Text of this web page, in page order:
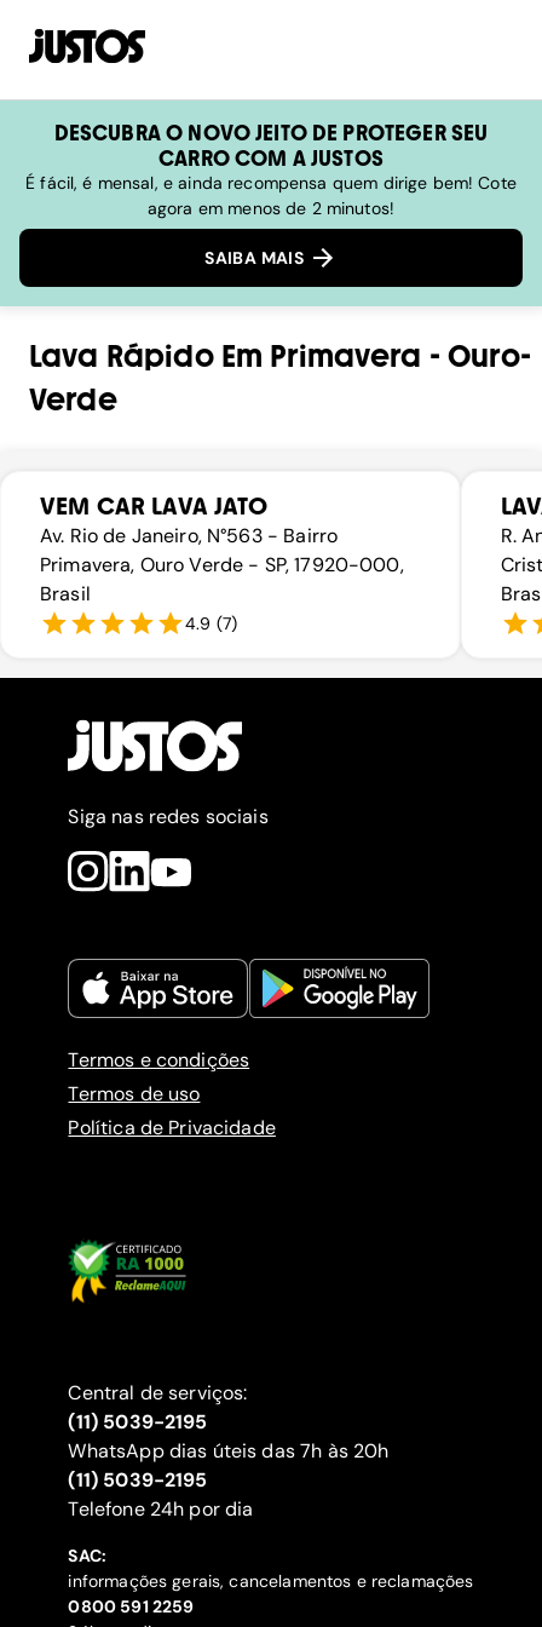
DESCUBRA O NOVO JEITO DE PROTEGER SEU
CARRO COM A JUSTOS
É fácil, é mensal, e ainda recompensa quem dirige bem! Cote
agora em menos de 2 minutos!
SAIBA MAIS
Lava RápidoEm Primavera -Ouro-
Verde
VEM CAR LAVA JATO
Av. Rio de Janeiro, N°563 - Bairro
Primavera, Ouro Verde - SP, 17920-000,
Brasil
4.9 (7)
R.
Siga nas redes sociais
Termos e condições
Termos de uso
Política de Privacidade
Central de serviços:
(11) 5039-2195
WhatsApp dias úteis das 7h às 20h
(11) 5039-2195
‍Telefone 24h por dia
SAC:
informações gerais, cancelamentos e reclamações
‍0800 591 2259